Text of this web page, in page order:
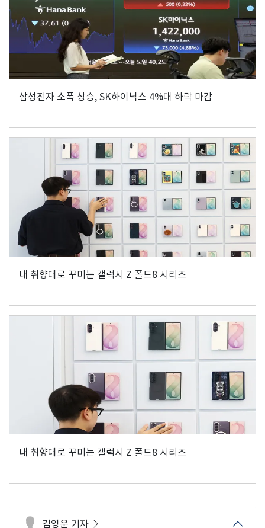
삼성전자 소폭 상승, SK하이닉스 4%대 하락 마감
내 취향대로 꾸미는 갤럭시 Z 폴드8 시리즈
내 취향대로 꾸미는 갤럭시 Z 폴드8 시리즈
김영운 기자